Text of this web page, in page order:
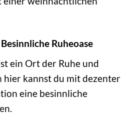
Ruheoase
ein Ort der Ruhe und
hier kannst du mit dezenter
eine besinnliche